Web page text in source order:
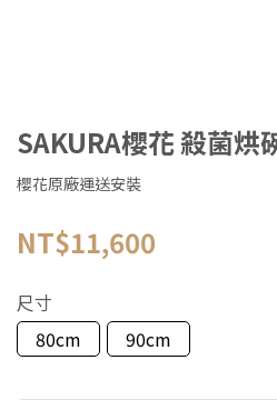
SAKURA櫻花 殺菌烘
櫻花原廠運送安裝
NT$11,600
尺寸
80cm
90cm